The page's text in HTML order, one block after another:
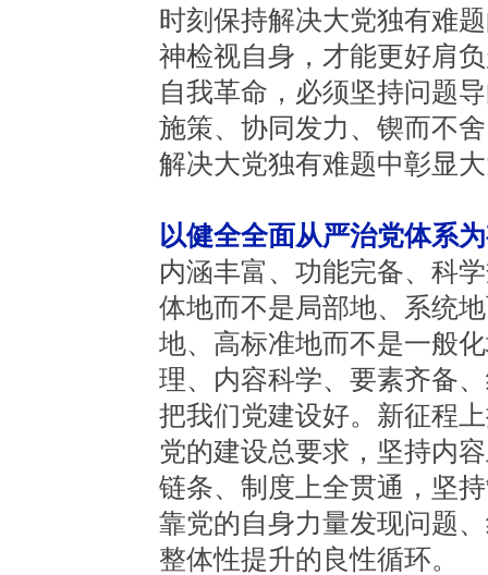
时刻保持解决大党独有难
神检视自身，才能更好肩
自我革命，必须坚持问题
施策、协同发力、锲而不
解决大党独有难题中彰显
以健全全面从严治党体系
内涵丰富、功能完备、科
体地而不是局部地、系统
地、高标准地而不是一般
理、内容科学、要素齐备
把我们党建设好。新征程
党的建设总要求，坚持内
链条、制度上全贯通，坚
靠党的自身力量发现问题
整体性提升的良性循环。